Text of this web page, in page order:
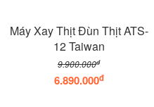
Máy Xay Thịt Đùn Thịt ATS-
12 Taiwan
9.900.000đ
6.890.000đ